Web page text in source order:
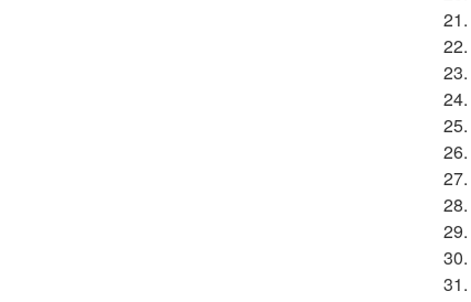
21.
22.
23.
24.
25.
26.
27.
28.
29.
30.
31.